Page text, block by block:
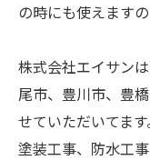
の時にも使えます
株式会社エイサン
尾市、豊川市、豊
せていただいてます
塗装工事、防水工